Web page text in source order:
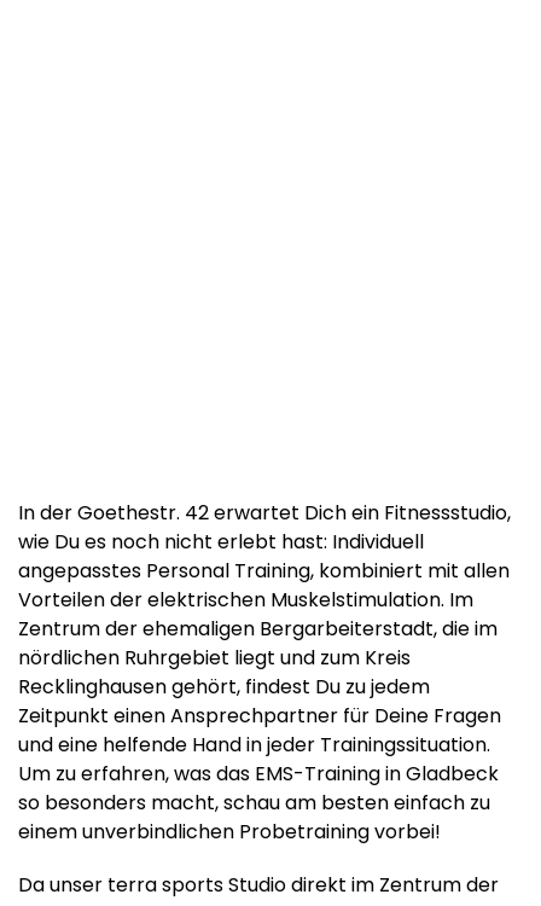
In der Goethestr. 42 erwartet Dich ein Fitnessstudio,
wie Du es noch nicht erlebt hast: Individuell
angepasstes Personal Training, kombiniert mit allen
Vorteilen der elektrischen Muskelstimulation. Im
Zentrum der ehemaligen Bergarbeiterstadt, die im
nördlichen Ruhrgebiet liegt und zum Kreis
Recklinghausen gehört, findest Du zu jedem
Zeitpunkt einen Ansprechpartner für Deine Fragen
und eine helfende Hand in jeder Trainingssituation.
Um zu erfahren, was das EMS-Training in Gladbeck
so besonders macht, schau am besten einfach zu
einem unverbindlichen Probetraining vorbei!
Da unser terra sports Studio direkt im Zentrum der